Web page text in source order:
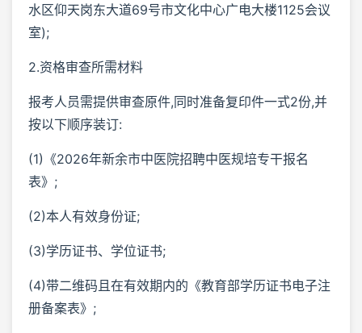
水区仰天岗东大道69号市文化中心广电大楼1125会议
室);
2.资格审查所需材料
报考人员需提供审查原件,同时准备复印件一式2份,并
按以下顺序装订:
(1)《2026年新余市中医院招聘中医规培专干报名
表》;
(2)本人有效身份证;
(3)学历证书、学位证书;
(4)带二维码且在有效期内的《教育部学历证书电子注
册备案表》;